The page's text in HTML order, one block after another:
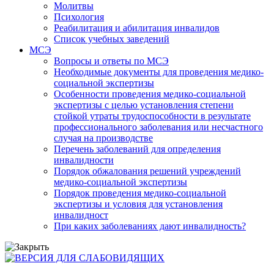
Молитвы
Психология
Реабилитация и абилитация инвалидов
Список учебных заведений
МСЭ
Вопросы и ответы по МСЭ
Необходимые документы для проведения медико-
социальной экспертизы
Особенности проведения медико-социальной
экспертизы с целью установления степени
стойкой утраты трудоспособности в результате
профессионального заболевания или несчастного
случая на производстве
Перечень заболеваний для определения
инвалидности
Порядок обжалования решений учреждений
медико-социальной экспертизы
Порядок проведения медико-социальной
экспертизы и условия для установления
инвалидност
При каких заболеваниях дают инвалидность?